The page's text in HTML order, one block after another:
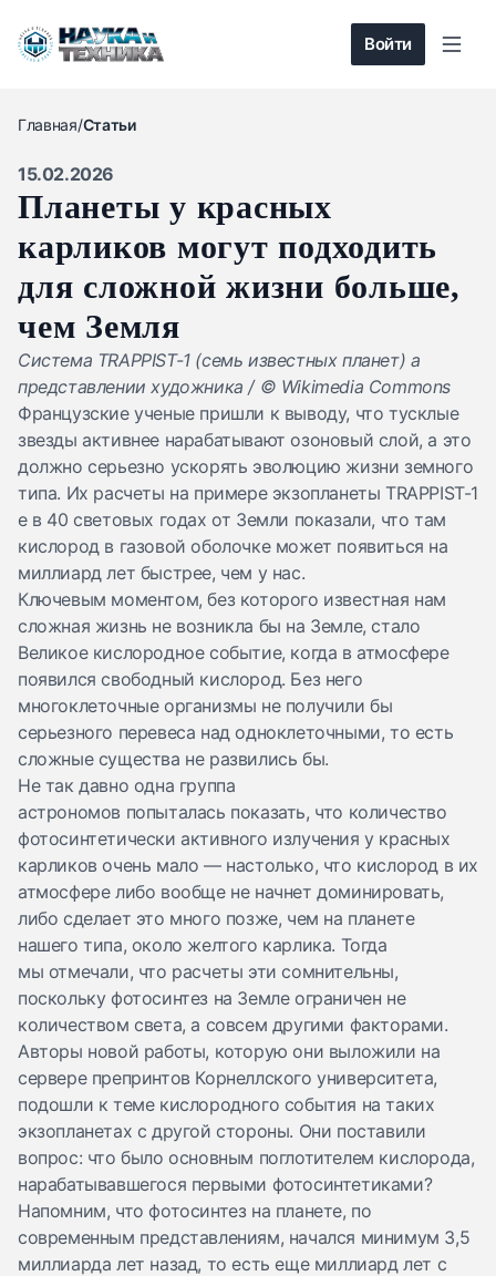
Войти
Главная/Статьи
15.02.2026
Планеты у красных
карликов могут подходить
для сложной жизни больше,
чем Земля
Система TRAPPIST-1 (семь известных планет) а
представлении художника / © Wikimedia Commons
Французские ученые пришли к выводу, что тусклые
звезды активнее нарабатывают озоновый слой, а это
должно серьезно ускорять эволюцию жизни земного
типа. Их расчеты на примере экзопланеты TRAPPIST-1
e в 40 световых годах от Земли показали, что там
кислород в газовой оболочке может появиться на
миллиард лет быстрее, чем у нас.
Ключевым моментом, без которого известная нам
сложная жизнь не возникла бы на Земле, стало
Великое кислородное событие, когда в атмосфере
появился свободный кислород. Без него
многоклеточные организмы не получили бы
серьезного перевеса над одноклеточными, то есть
сложные существа не развились бы.
Не так давно одна группа
астрономов попыталась показать, что количество
фотосинтетически активного излучения у красных
карликов очень мало — настолько, что кислород в их
атмосфере либо вообще не начнет доминировать,
либо сделает это много позже, чем на планете
нашего типа, около желтого карлика. Тогда
мы отмечали, что расчеты эти сомнительны,
поскольку фотосинтез на Земле ограничен не
количеством света, а совсем другими факторами.
Авторы новой работы, которую они выложили на
сервере препринтов Корнеллского университета,
подошли к теме кислородного события на таких
экзопланетах с другой стороны. Они поставили
вопрос: что было основным поглотителем кислорода,
нарабатывавшегося первыми фотосинтетиками?
Напомним, что фотосинтез на планете, по
современным представлениям, начался минимум 3,5
миллиарда лет назад, то есть еще миллиард лет с